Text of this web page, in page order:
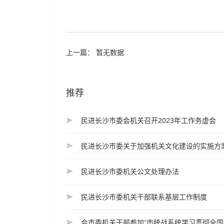
上一篇： 暂无数据
推荐
民进长沙市委会机关召开2023年工作务虚会
民进长沙市委关于加强机关文化建设的实施方
民进长沙市委机关公文处理办法
民进长沙市委机关干部联系基层工作制度